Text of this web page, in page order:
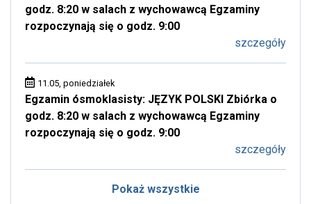
godz. 8:20 w salach z wychowawcą Egzaminy
rozpoczynają się o godz. 9:00
szczegóły
11.05, poniedziałek
Egzamin ósmoklasisty: JĘZYK POLSKI Zbiórka o
godz. 8:20 w salach z wychowawcą Egzaminy
rozpoczynają się o godz. 9:00
szczegóły
Pokaż wszystkie